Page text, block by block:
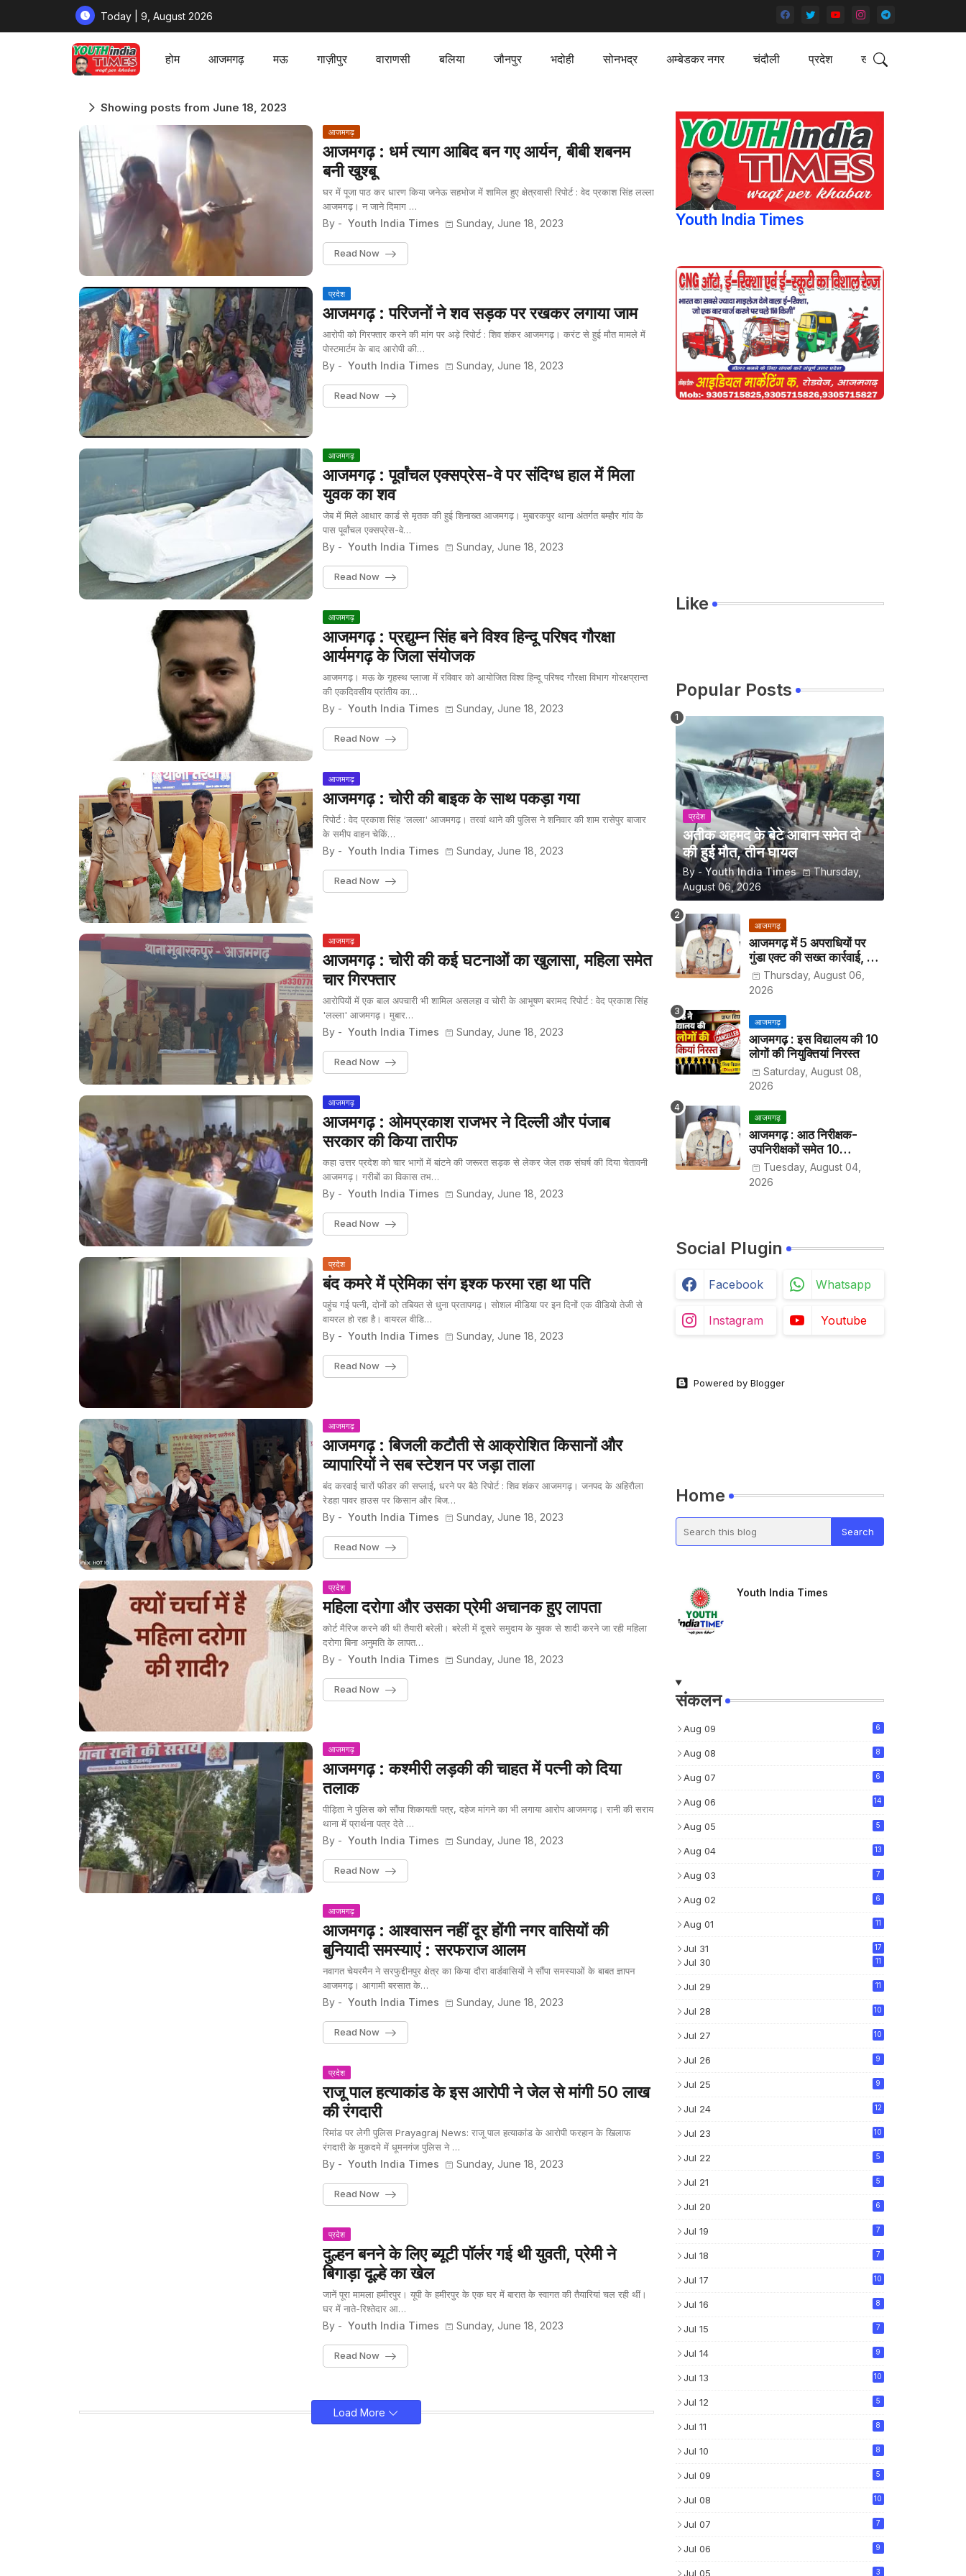
Today | 9, August 2026
होम आजमगढ़ मऊ गाज़ीपुर वाराणसी बलिया जौनपुर भदोही सोनभद्र अम्बेडकर नगर चंदौली प्रदेश खेल
Showing posts from June 18, 2023
आजमगढ़
आजमगढ़ : धर्म त्याग आबिद बन गए आर्यन, बीबी शबनम
बनी खुश्बू
घर में पूजा पाठ कर धारण किया जनेऊ सहभोज में शामिल हुए क्षेत्रवासी रिपोर्ट : वेद प्रकाश सिंह लल्ला
आजमगढ़। न जाने दिमाग …
By - Youth India Times Sunday, June 18, 2023
Read Now
प्रदेश
आजमगढ़ : परिजनों ने शव सड़क पर रखकर लगाया जाम
आरोपी को गिरफ्तार करने की मांग पर अड़े रिपोर्ट : शिव शंकर आजमगढ़। करंट से हुई मौत मामले में
पोस्टमार्टम के बाद आरोपी की…
By - Youth India Times Sunday, June 18, 2023
Read Now
आजमगढ़
आजमगढ़ : पूर्वांचल एक्सप्रेस-वे पर संदिग्ध हाल में मिला
युवक का शव
जेब में मिले आधार कार्ड से मृतक की हुई शिनाख्त आजमगढ़। मुबारकपुर थाना अंतर्गत बम्हौर गांव के
पास पूर्वांचल एक्सप्रेस-वे…
By - Youth India Times Sunday, June 18, 2023
Read Now
आजमगढ़
आजमगढ़ : प्रद्युम्न सिंह बने विश्व हिन्दू परिषद गौरक्षा
आर्यमगढ़ के जिला संयोजक
आजमगढ़। मऊ के गृहस्थ प्लाजा में रविवार को आयोजित विश्व हिन्दू परिषद गौरक्षा विभाग गोरक्षप्रान्त
की एकदिवसीय प्रांतीय का…
By - Youth India Times Sunday, June 18, 2023
Read Now
आजमगढ़
आजमगढ़ : चोरी की बाइक के साथ पकड़ा गया
रिपोर्ट : वेद प्रकाश सिंह 'लल्ला' आजमगढ़। तरवां थाने की पुलिस ने शनिवार की शाम रासेपुर बाजार
के समीप वाहन चेकिं…
By - Youth India Times Sunday, June 18, 2023
Read Now
आजमगढ़
आजमगढ़ : चोरी की कई घटनाओं का खुलासा, महिला समेत
चार गिरफ्तार
आरोपियों में एक बाल अपचारी भी शामिल असलहा व चोरी के आभूषण बरामद रिपोर्ट : वेद प्रकाश सिंह
'लल्ला' आजमगढ़। मुबार…
By - Youth India Times Sunday, June 18, 2023
Read Now
आजमगढ़
आजमगढ़ : ओमप्रकाश राजभर ने दिल्ली और पंजाब
सरकार की किया तारीफ
कहा उत्तर प्रदेश को चार भागों में बांटने की जरूरत सड़क से लेकर जेल तक संघर्ष की दिया चेतावनी
आजमगढ़। गरीबों का विकास तभ…
By - Youth India Times Sunday, June 18, 2023
Read Now
प्रदेश
बंद कमरे में प्रेमिका संग इश्क फरमा रहा था पति
पहुंच गई पत्नी, दोनों को तबियत से धुना प्रतापगढ़। सोशल मीडिया पर इन दिनों एक वीडियो तेजी से
वायरल हो रहा है। वायरल वीडि…
By - Youth India Times Sunday, June 18, 2023
Read Now
आजमगढ़
आजमगढ़ : बिजली कटौती से आक्रोशित किसानों और
व्यापारियों ने सब स्टेशन पर जड़ा ताला
बंद करवाई चारों फीडर की सप्लाई, धरने पर बैठे रिपोर्ट : शिव शंकर आजमगढ़। जनपद के अहिरौला
रेडहा पावर हाउस पर किसान और बिज…
By - Youth India Times Sunday, June 18, 2023
Read Now
प्रदेश
महिला दरोगा और उसका प्रेमी अचानक हुए लापता
कोर्ट मैरिज करने की थी तैयारी बरेली। बरेली में दूसरे समुदाय के युवक से शादी करने जा रही महिला
दरोगा बिना अनुमति के लापत…
By - Youth India Times Sunday, June 18, 2023
Read Now
आजमगढ़
आजमगढ़ : कश्मीरी लड़की की चाहत में पत्नी को दिया
तलाक
पीड़िता ने पुलिस को सौंपा शिकायती पत्र, दहेज मांगने का भी लगाया आरोप आजमगढ़। रानी की सराय
थाना में प्रार्थना पत्र देते …
By - Youth India Times Sunday, June 18, 2023
Read Now
आजमगढ़
आजमगढ़ : आश्वासन नहीं दूर होंगी नगर वासियों की
बुनियादी समस्याएं : सरफराज आलम
नवागत चेयरमैन ने सरफुद्दीनपुर क्षेत्र का किया दौरा वार्डवासियों ने सौंपा समस्याओं के बाबत ज्ञापन
आजमगढ़। आगामी बरसात के…
By - Youth India Times Sunday, June 18, 2023
Read Now
प्रदेश
राजू पाल हत्याकांड के इस आरोपी ने जेल से मांगी 50 लाख
की रंगदारी
रिमांड पर लेगी पुलिस Prayagraj News: राजू पाल हत्याकांड के आरोपी फरहान के खिलाफ
रंगदारी के मुकदमे में धूमनगंज पुलिस ने …
By - Youth India Times Sunday, June 18, 2023
Read Now
प्रदेश
दुल्हन बनने के लिए ब्यूटी पॉर्लर गई थी युवती, प्रेमी ने
बिगाड़ा दूल्हे का खेल
जानें पूरा मामला हमीरपुर। यूपी के हमीरपुर के एक घर में बारात के स्वागत की तैयारियां चल रही थीं।
घर में नाते-रिश्तेदार आ…
By - Youth India Times Sunday, June 18, 2023
Read Now
Load More
Youth India Times
Like
Popular Posts
प्रदेश
अतीक अहमद के बेटे आबान समेत दो
की हुई मौत, तीन घायल
By - Youth India Times
Thursday,
August 06, 2026
आजमगढ़
आजमगढ़ में 5 अपराधियों पर
गुंडा एक्ट की सख्त कार्रवाई, अब
हर पखवाड़े थाने में लगानी होगी
हाजिरी
Thursday, August 06,
2026
आजमगढ़
आजमगढ़ : इस विद्यालय की 10
लोगों की नियुक्तियां निरस्त
Saturday, August 08,
2026
आजमगढ़
आजमगढ़ : आठ निरीक्षक-
उपनिरीक्षकों समेत 10
अधिकारियों के तबादले
Tuesday, August 04,
2026
Social Plugin
Facebook Whatsapp
Instagram Youtube
Powered by Blogger
Home
Youth India Times
संकलन
Aug 09 6
Aug 08 8
Aug 07 6
Aug 06 14
Aug 05 5
Aug 04 13
Aug 03 7
Aug 02 6
Aug 01 11
Jul 31 17
Jul 30 11
Jul 29 11
Jul 28 10
Jul 27 10
Jul 26 9
Jul 25 9
Jul 24 12
Jul 23 10
Jul 22 5
Jul 21 5
Jul 20 6
Jul 19 7
Jul 18 7
Jul 17 10
Jul 16 8
Jul 15 7
Jul 14 9
Jul 13 10
Jul 12 5
Jul 11 8
Jul 10 8
Jul 09 5
Jul 08 10
Jul 07 7
Jul 06 9
Jul 05 3